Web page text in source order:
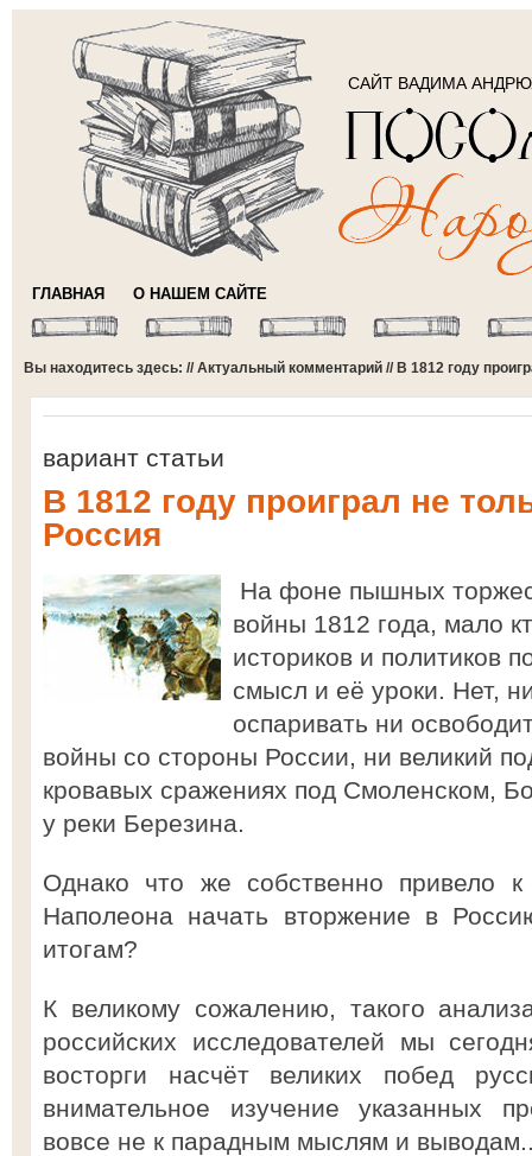
САЙТ ВАДИМА
ГЛАВНАЯ О НАШЕМ САЙТЕ
Вы находитесь здесь: //Актуальный комментарий // В 1812 году
вариант статьи
В 1812 году проиграл не
Россия
На фоне пышных
войны 1812 года, мало
историков и политиков
смысл и её уроки. Нет,
оспаривать ни
войны со стороны России, ни великий
кровавых сражениях под Смоленском,
у реки Березина.
Однако что же собственно привело
Наполеона начать вторжение в
итогам?
К великому сожалению, такого
российских исследователей мы
восторги насчёт великих побед
внимательное изучение указанных
вовсе не к парадным мыслям и